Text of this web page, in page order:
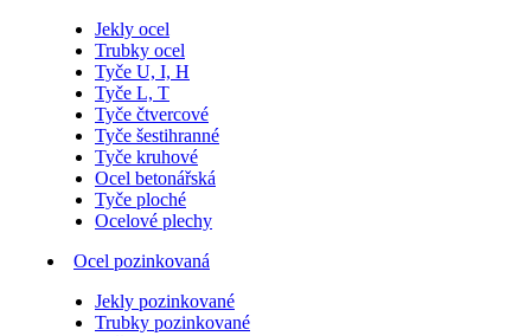
Jekly ocel
Trubky ocel
Tyče U, I, H
Tyče L, T
Tyče čtvercové
Tyče šestihranné
Tyče kruhové
Ocel betonářská
Tyče ploché
Ocelové plechy
Ocel pozinkovaná
Jekly pozinkované
Trubky pozinkované